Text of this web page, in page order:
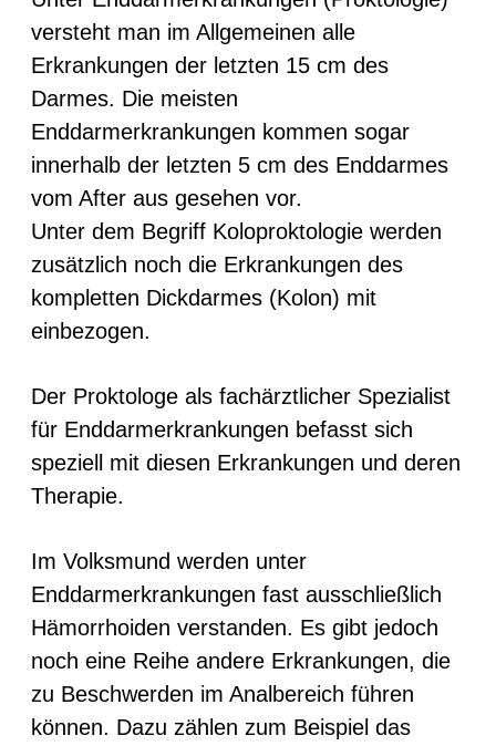
versteht man im Allgemeinen alle
Erkrankungen der letzten 15 cm des
Darmes. Die meisten
Enddarmerkrankungen kommen sogar
innerhalb der letzten 5 cm des Enddarmes
vom After aus gesehen vor.
Unter dem Begriff Koloproktologie werden
zusätzlich noch die Erkrankungen des
kompletten Dickdarmes (Kolon) mit
einbezogen.
Der Proktologe als fachärztlicher Spezialist
für Enddarmerkrankungen befasst sich
speziell mit diesen Erkrankungen und deren
Therapie.
Im Volksmund werden unter
Enddarmerkrankungen fast ausschließlich
Hämorrhoiden verstanden. Es gibt jedoch
noch eine Reihe andere Erkrankungen, die
zu Beschwerden im Analbereich führen
können. Dazu zählen zum Beispiel das